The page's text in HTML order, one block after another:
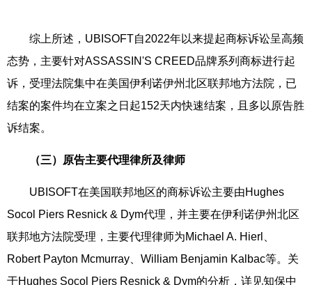
综上所述，UBISOFT自2022年以来提起商标诉讼呈高频
态势，主要针对ASSASSIN'S CREED品牌系列商标进行起
诉，受理法院集中在美国伊利诺伊州北区联邦地方法院，已
结案的案件均在立案之日起152天内快速结案，且多以原告胜
诉结案。
（三）原告主要代理律所及律师
UBISOFT在美国联邦地区的商标诉讼主要由Hughes
Socol Piers Resnick & Dym代理，并主要在伊利诺伊州北区
联邦地方法院受理，主要代理律师为Michael A. Hierl、
Robert Payton Mcmurray、William Benjamin Kalbac等。关
于Hughes Socol Piers Resnick & Dym的分析，详见知保中